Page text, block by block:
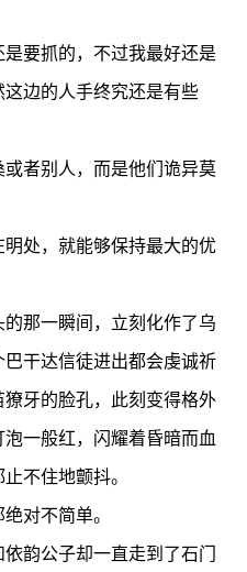
要抓的，不过我最好还是
边的人手终究还是有些
者别人，而是他们诡异莫
处，就能够保持最大的优
那一瞬间，立刻化作了乌
干达信徒进出都会虔诚祈
牙的脸孔，此刻变得格外
一般红，闪耀着昏暗而血
不住地颤抖。
对不简单。
韵公子却一直走到了石门